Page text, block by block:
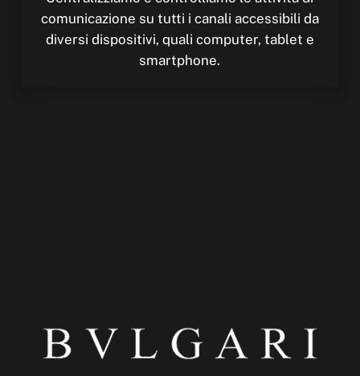
comunicazione su tutti i canali accessibili da
diversi dispositivi, quali computer, tablet e
smartphone.